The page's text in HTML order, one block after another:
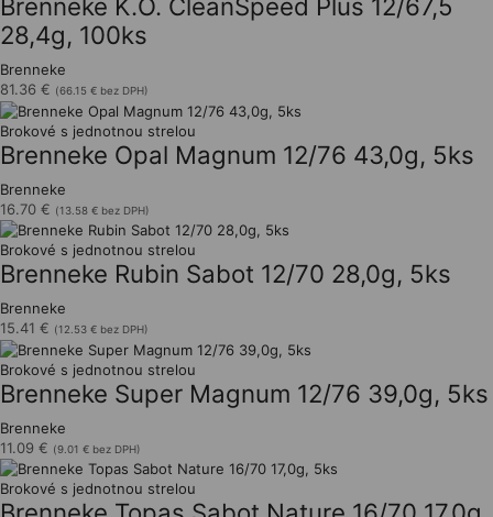
Brenneke K.O. CleanSpeed Plus 12/67,5
28,4g, 100ks
Brenneke
81.36 € (66.15 € bez DPH)
Brokové s jednotnou strelou
Brenneke Opal Magnum 12/76 43,0g, 5ks
Brenneke
16.70 € (13.58 € bez DPH)
Brokové s jednotnou strelou
Brenneke Rubin Sabot 12/70 28,0g, 5ks
Brenneke
15.41 € (12.53 € bez DPH)
Brokové s jednotnou strelou
Brenneke Super Magnum 12/76 39,0g, 5ks
Brenneke
11.09 € (9.01 € bez DPH)
Brokové s jednotnou strelou